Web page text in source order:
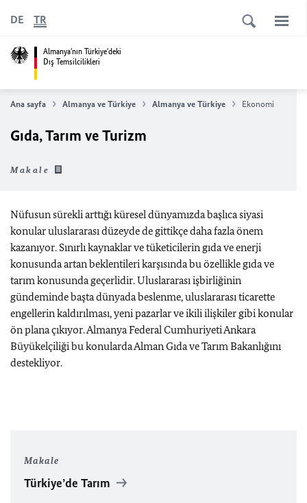
Almanya'nın Türkiye'deki
Dış Temsilcilikleri
DE TR
Ana sayfa Almanya ve Türkiye Almanya ve Türkiye Ekonomi
Gıda, Tarım ve Turizm
Makale
Nüfusun sürekli arttığı küresel dünyamızda başlıca siyasi
konular uluslararası düzeyde de gittikçe daha fazla önem
kazanıyor. Sınırlı kaynaklar ve tüketicilerin gıda ve enerji
konusunda artan beklentileri karşısında bu özellikle gıda ve
tarım konusunda geçerlidir. Uluslararası işbirliğinin
gündeminde başta dünyada beslenme, uluslararası ticarette
engellerin kaldırılması, yeni pazarlar ve ikili ilişkiler gibi konular
ön plana çıkıyor. Almanya Federal Cumhuriyeti Ankara
Büyükelçiliği bu konularda Alman Gıda ve Tarım Bakanlığını
destekliyor.
Makale
Türkiye’de Tarım